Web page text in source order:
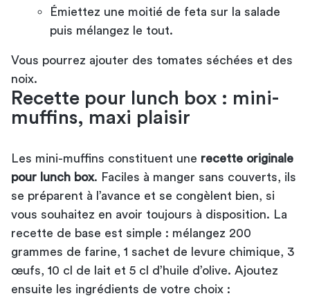
Émiettez une moitié de feta sur la salade
puis mélangez le tout.
Vous pourrez ajouter des tomates séchées et des
noix.
Recette pour lunch box : mini-
muffins, maxi plaisir
Les mini-muffins constituent une recette originale
pour lunch box. Faciles à manger sans couverts, ils
se préparent à l’avance et se congèlent bien, si
vous souhaitez en avoir toujours à disposition. La
recette de base est simple : mélangez 200
grammes de farine, 1 sachet de levure chimique, 3
œufs, 10 cl de lait et 5 cl d’huile d’olive. Ajoutez
ensuite les ingrédients de votre choix :